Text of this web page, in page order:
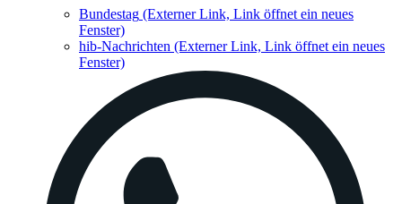
Bundestag (Externer Link, Link öffnet ein neues
Fenster)
hib-Nachrichten (Externer Link, Link öffnet ein neues
Fenster)